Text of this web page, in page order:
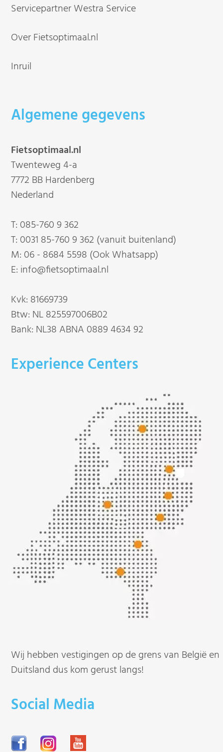
Servicepartner Westra Service
Over Fietsoptimaal.nl
Inruil
Algemene gegevens
Fietsoptimaal.nl
Twenteweg 4-a
7772 BB Hardenberg
Nederland
T: 085-760 9 362
T: 0031 85-760 9 362 (vanuit buitenland)
M: 06 - 8684 5598 (Ook Whatsapp)
E: info@fietsoptimaal.nl
Kvk: 81669739
Btw: NL 825597006B02
Bank: NL38 ABNA 0889 4634 92
Experience Centers
Wij hebben vestigingen op de grens van België en
Duitsland dus kom gerust langs!
Social Media